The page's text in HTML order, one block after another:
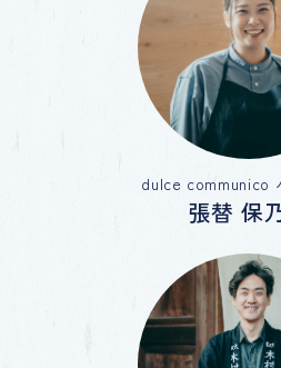
dulce communico
張替 保